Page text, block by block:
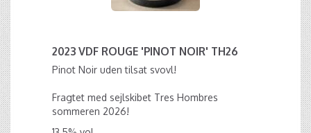
2023 VDF ROUGE 'PINOT NOIR' TH26
Pinot Noir uden tilsat svovl!
Fragtet med sejlskibet Tres Hombres
sommeren 2026!